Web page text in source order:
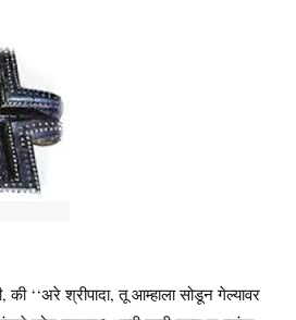
‘‘अरे श्रीपादा, तू आम्हाला सोडून गेल्यावर